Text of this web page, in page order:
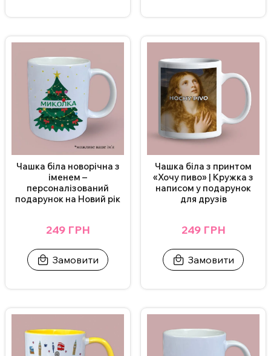
Чашка біла новорічна з
іменем –
персоналізований
подарунок на Новий рік
249 ГРН
Замовити
Чашка біла з принтом
«Хочу пиво» | Кружка з
написом у подарунок
для друзів
249 ГРН
Замовити